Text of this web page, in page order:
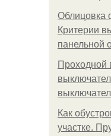
Облицовка
Критерии
панельной
Проходной
Как
участке.